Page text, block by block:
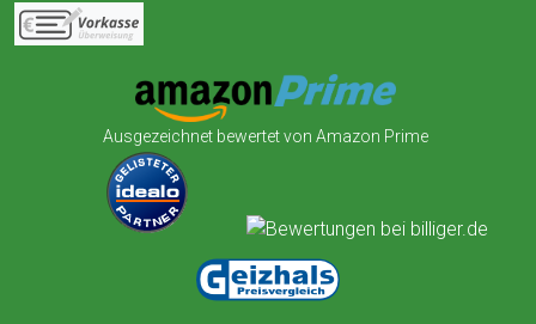
Ausgezeichnet bewertet von Amazon Prime